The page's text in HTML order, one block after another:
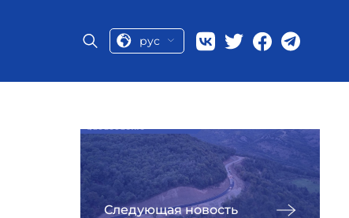
рус
Следующая новость